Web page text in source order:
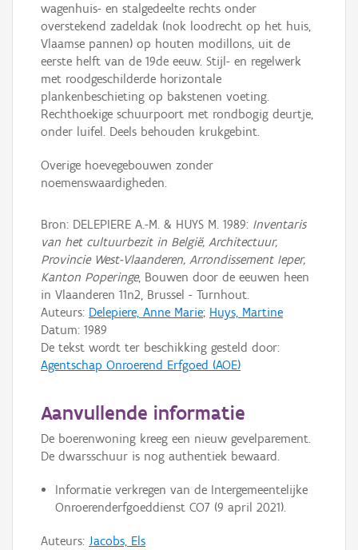
wagenhuis- en stalgedeelte rechts onder
overstekend zadeldak (nok loodrecht op het huis,
Vlaamse pannen) op houten modillons, uit de
eerste helft van de 19de eeuw. Stijl- en regelwerk
met roodgeschilderde horizontale
plankenbeschieting op bakstenen voeting.
Rechthoekige schuurpoort met rondbogig deurtje,
onder luifel. Deels behouden krukgebint.
Overige hoevegebouwen zonder
noemenswaardigheden.
Bron: DELEPIERE A.-M. & HUYS M. 1989: Inventaris
van het cultuurbezit in België, Architectuur,
Provincie West-Vlaanderen, Arrondissement Ieper,
Kanton Poperinge, Bouwen door de eeuwen heen
in Vlaanderen 11n2, Brussel - Turnhout.
Auteurs: Delepiere, Anne Marie; Huys, Martine
Datum: 1989
De tekst wordt ter beschikking gesteld door:
Agentschap Onroerend Erfgoed (AOE)
Aanvullende informatie
De boerenwoning kreeg een nieuw gevelparement.
De dwarsschuur is nog authentiek bewaard.
Informatie verkregen van de Intergemeentelijke
Onroerenderfgoeddienst CO7 (9 april 2021).
Auteurs: Jacobs, Els